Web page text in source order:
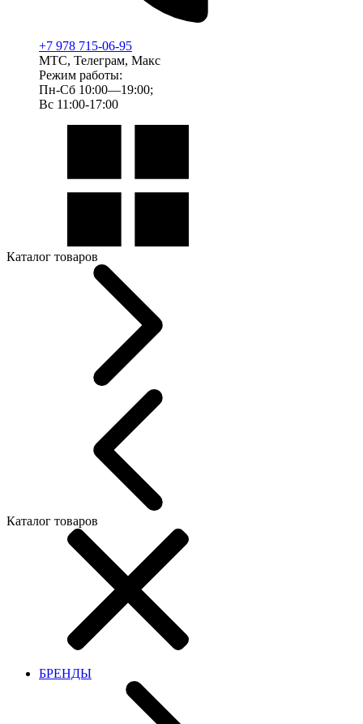
+7 978 715-06-95
МТС, Телеграм, Макс
Режим работы:
Пн-Сб 10:00—19:00;
Вс 11:00-17:00
Каталог товаров
Каталог товаров
БРЕНДЫ